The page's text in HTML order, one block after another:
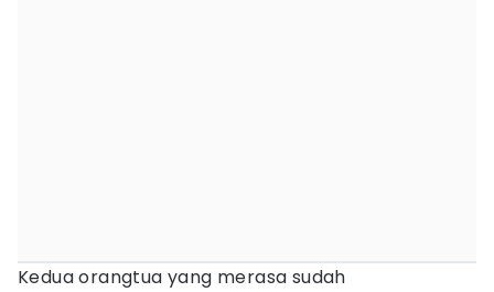
Kedua orangtua yang merasa sudah